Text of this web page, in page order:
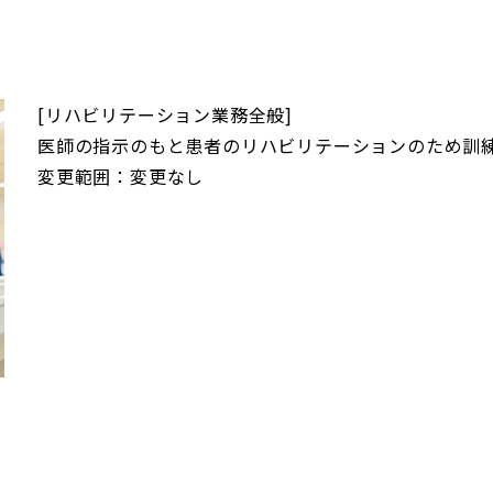
[リハビリテーション業務全般]
医師の指示のもと患者のリハビリテーションのため訓
変更範囲：変更なし